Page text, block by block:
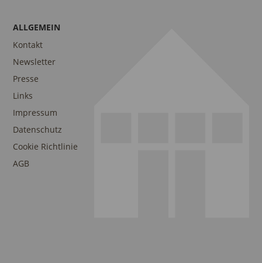
ALLGEMEIN
Kontakt
Newsletter
Presse
Links
Impressum
Datenschutz
Cookie Richtlinie
AGB